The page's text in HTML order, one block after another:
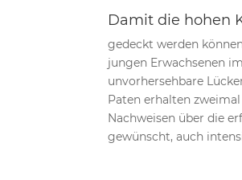
Damit die hohen
gedeckt werden
jungen Erwachsenen
unvorhersehbare
Paten erhalten
Nachweisen über die
gewünscht, auch